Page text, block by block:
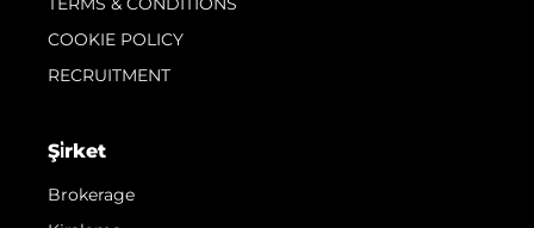
COOKIE POLICY
RECRUITMENT
Şi̇rket
Brokerage